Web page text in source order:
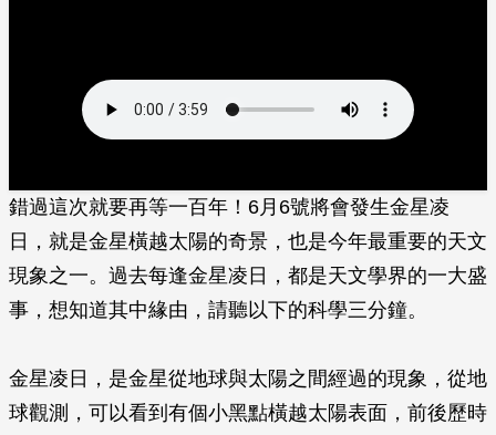
錯過這次就要再等一百年！6月6號將會發生金星凌
日，就是金星橫越太陽的奇景，也是今年最重要的天文
現象之一。過去每逢金星凌日，都是天文學界的一大盛
事，想知道其中緣由，請聽以下的科學三分鐘。
金星凌日，是金星從地球與太陽之間經過的現象，從地
球觀測，可以看到有個小黑點橫越太陽表面，前後歷時